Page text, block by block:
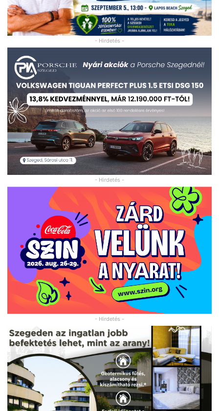
- Hirdetés -
- Hirdetés -
- Hirdetés -